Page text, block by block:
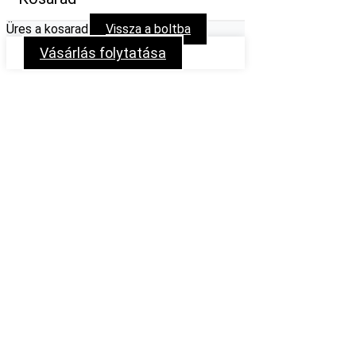
Üres a kosarad Vissza a boltba
Vásárlás folytatása